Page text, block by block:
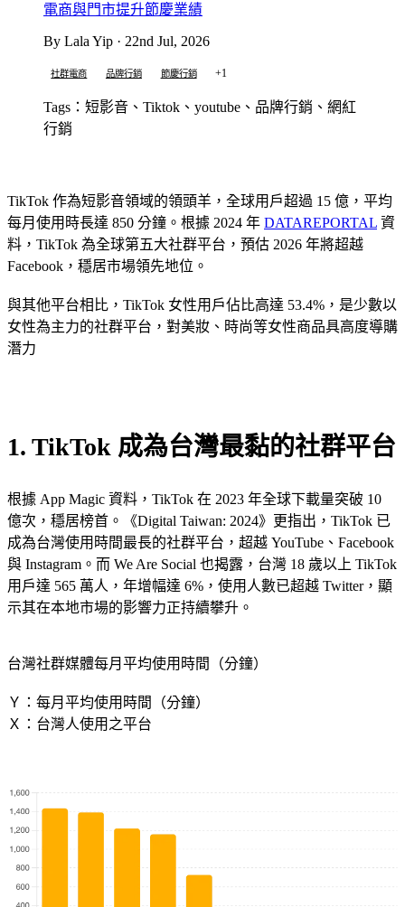
電商與門市提升節慶業績
By Lala Yip · 22nd Jul, 2026
社群電商 品牌行銷 節慶行銷 +1
Tags：短影音、Tiktok、youtube、品牌行銷、網紅
行銷
TikTok 作為短影音領域的領頭羊，全球用戶超過 15 億，平均
每月使用時長達 850 分鐘。根據 2024 年 DATAREPORTAL 資
料，TikTok 為全球第五大社群平台，預估 2026 年將超越
Facebook，穩居市場領先地位。
與其他平台相比，TikTok 女性用戶佔比高達 53.4%，是少數以
女性為主力的社群平台，對美妝、時尚等女性商品具高度導購
潛力
1. TikTok 成為台灣最黏的社群平台
根據 App Magic 資料，TikTok 在 2023 年全球下載量突破 10
億次，穩居榜首。《Digital Taiwan: 2024》更指出，TikTok 已
成為台灣使用時間最長的社群平台，超越 YouTube、Facebook
與 Instagram。而 We Are Social 也揭露，台灣 18 歲以上 TikTok
用戶達 565 萬人，年增幅達 6%，使用人數已超越 Twitter，顯
示其在本地市場的影響力正持續攀升。
台灣社群媒體每月平均使用時間（分鐘）
Ｙ：每月平均使用時間（分鐘）
Ｘ：台灣人使用之平台